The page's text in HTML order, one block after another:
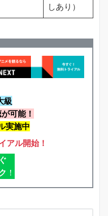
しあり）
級
可能！
実施中
アル開始！
！